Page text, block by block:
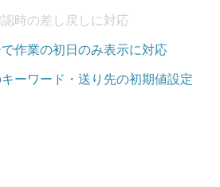
時の差し戻しに対応
作業の初日のみ表示に対応
ーワード・送り先の初期値設定